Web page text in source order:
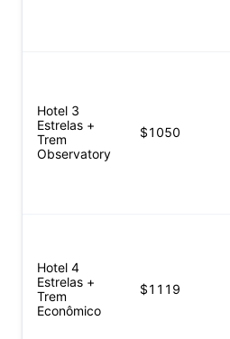
Hotel 3
Estrelas +
Trem
Observatory
$1050
Hotel 4
Estrelas +
Trem
Econômico
$1119